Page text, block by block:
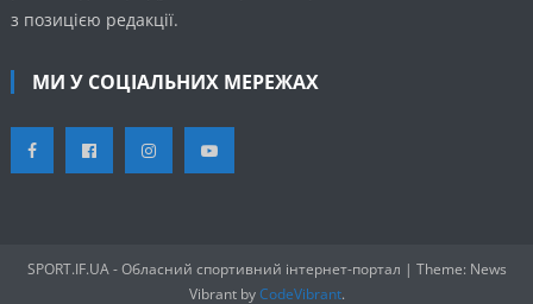
з позицією редакції.
МИ У СОЦІАЛЬНИХ МЕРЕЖАХ
SPORT.IF.UA - Обласний спортивний інтернет-портал | Theme: News
Vibrant byCodeVibrant.